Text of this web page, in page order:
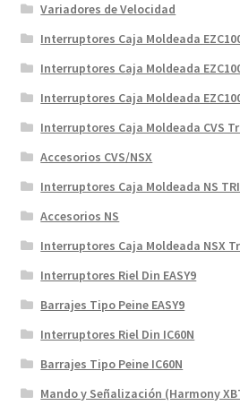
Variadores de Velocidad
Interruptores Caja Moldeada
Interruptores Caja Moldeada
Interruptores Caja Moldeada
Interruptores Caja Moldeada CVS
Accesorios CVS/NSX
Interruptores Caja Moldeada NS
Accesorios NS
Interruptores Caja Moldeada NSX
Interruptores Riel Din EASY9
Barrajes Tipo Peine EASY9
Interruptores Riel Din IC60N
Barrajes Tipo Peine IC60N
Mando y Señalización (Harmony